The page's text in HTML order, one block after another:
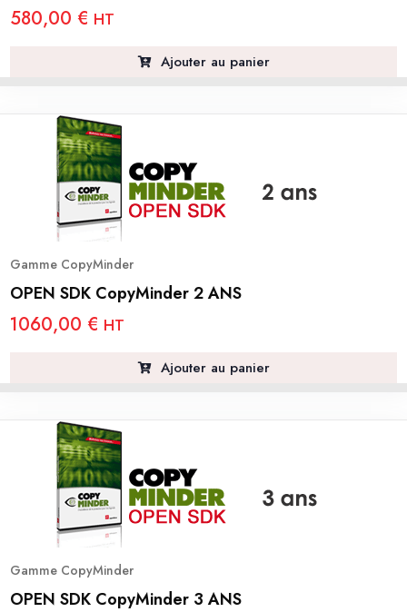
580,00 € HT
Ajouter au panier
Gamme CopyMinder
OPEN SDK CopyMinder 2 ANS
1060,00 € HT
Ajouter au panier
Gamme CopyMinder
OPEN SDK CopyMinder 3 ANS